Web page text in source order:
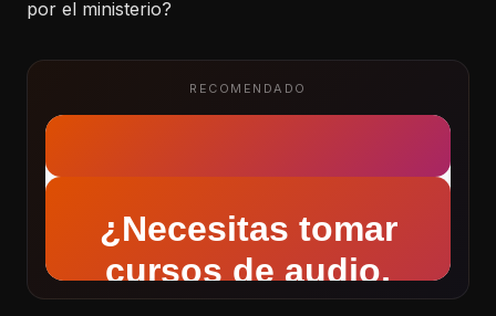
por el ministerio?
RECOMENDADO